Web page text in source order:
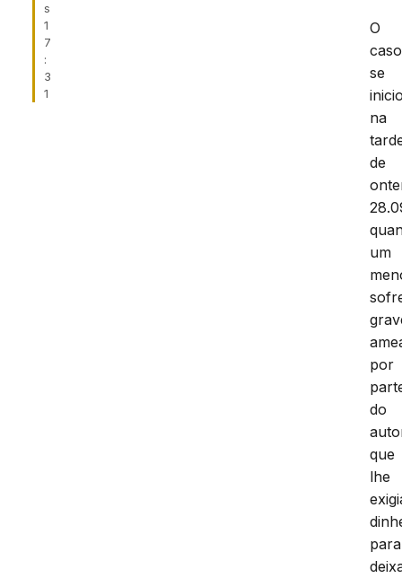
s
1
7
:
3
1
O
caso
se
na
de
um
por
do
que
lhe
para